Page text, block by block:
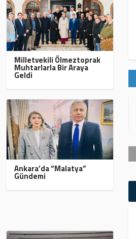
Milletvekili Ölmeztoprak
Muhtarlarla Bir Araya
Geldi
Ankara’da “Malatya”
Gündemi